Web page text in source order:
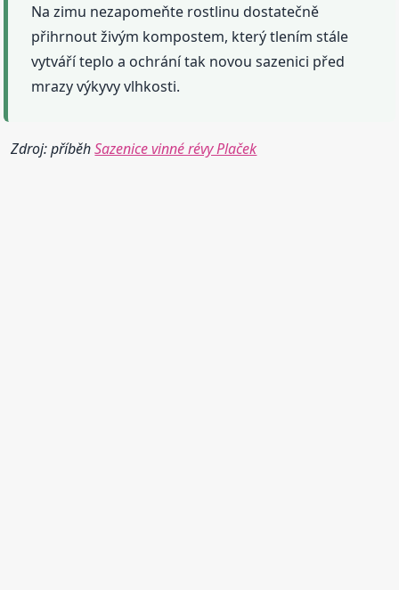
Na zimu nezapomeňte rostlinu dostatečně
přihrnout živým kompostem, který tlením stále
vytváří teplo a ochrání tak novou sazenici před
mrazy výkyvy vlhkosti.
Zdroj: příběhSazenice vinné révy Plaček